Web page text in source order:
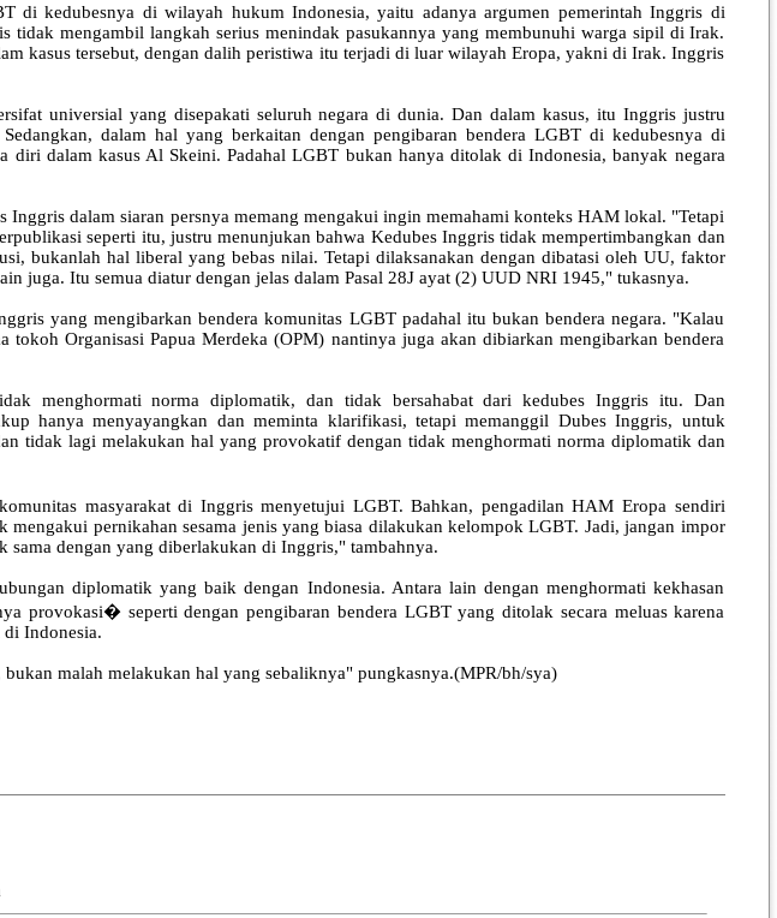
di kedubesnya di wilayah hukum Indonesia, yaitu adanya argumen pemerintah Inggris di
mengambil langkah serius menindak pasukannya yang membunuhi warga sipil di Irak.
kasus tersebut, dengan dalih peristiwa itu terjadi di luar wilayah Eropa, yakni di Irak. Inggris
universial yang disepakati seluruh negara di dunia. Dan dalam kasus, itu Inggris justru
dalam hal yang berkaitan dengan pengibaran bendera LGBT di kedubesnya di
dalam kasus Al Skeini. Padahal LGBT bukan hanya ditolak di Indonesia, banyak negara
dalam siaran persnya memang mengakui ingin memahami konteks HAM lokal. "Tetapi
seperti itu, justru menunjukan bahwa Kedubes Inggris tidak mempertimbangkan dan
bukanlah hal liberal yang bebas nilai. Tetapi dilaksanakan dengan dibatasi oleh UU, faktor
juga. Itu semua diatur dengan jelas dalam Pasal 28J ayat (2) UUD NRI 1945," tukasnya.
yang mengibarkan bendera komunitas LGBT padahal itu bukan bendera negara. "Kalau
Organisasi Papua Merdeka (OPM) nantinya juga akan dibiarkan mengibarkan bendera
menghormati norma diplomatik, dan tidak bersahabat dari kedubes Inggris itu. Dan
hanya menyayangkan dan meminta klarifikasi, tetapi memanggil Dubes Inggris, untuk
tidak lagi melakukan hal yang provokatif dengan tidak menghormati norma diplomatik dan
masyarakat di Inggris menyetujui LGBT. Bahkan, pengadilan HAM Eropa sendiri
pernikahan sesama jenis yang biasa dilakukan kelompok LGBT. Jadi, jangan impor
dengan yang diberlakukan di Inggris," tambahnya.
diplomatik yang baik dengan Indonesia. Antara lain dengan menghormati kekhasan
provokasi� seperti dengan pengibaran bendera LGBT yang ditolak secara meluas karena
Indonesia.
malah melakukan hal yang sebaliknya" pungkasnya.(MPR/bh/sya)